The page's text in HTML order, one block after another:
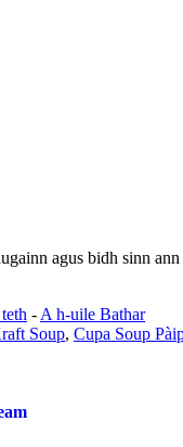
agus bidh sinn
- A h-uile Bathar
Soup, Cupa Soup